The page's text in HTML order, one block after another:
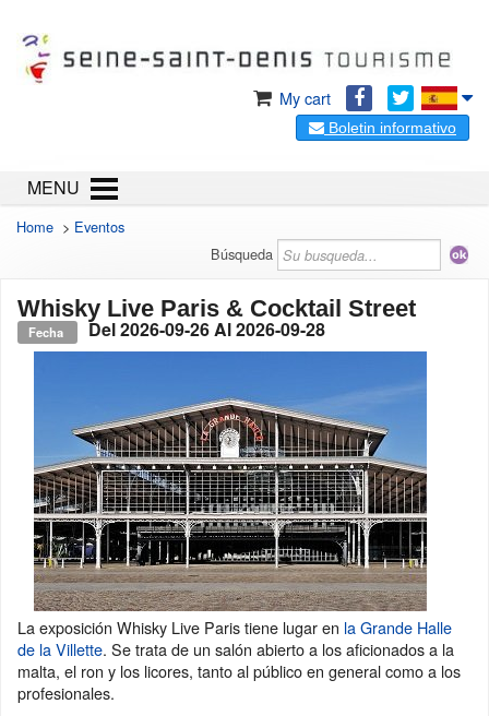
My cart
Boletin informativo
MENU
Home > Eventos
Búsqueda
Whisky Live Paris & Cocktail Street
Fecha Del2026-09-26Al2026-09-28
La exposición Whisky Live Paris tiene lugar en la Grande Halle
de la Villette. Se trata de un salón abierto a los aficionados a la
malta, el ron y los licores, tanto al público en general como a los
profesionales.